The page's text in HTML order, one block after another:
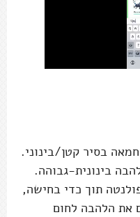
בסיר קטן/בינוני.
בינונית-גבוהה.
תוך כדי בחישה,
את הלהבה לחום